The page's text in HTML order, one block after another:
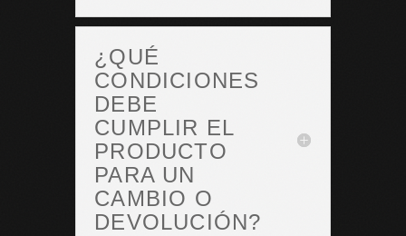
¿QUÉ
CONDICIONES
DEBE
CUMPLIR EL
PRODUCTO
PARA UN
CAMBIO O
DEVOLUCIÓN?